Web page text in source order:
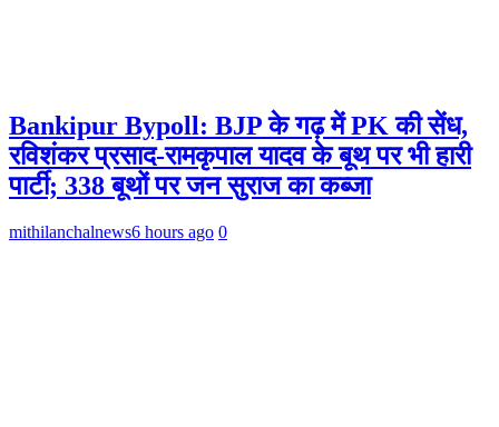
Bankipur Bypoll: BJP के गढ़ में PK की सेंध,
रविशंकर प्रसाद-रामकृपाल यादव के बूथ पर भी हारी
पार्टी; 338 बूथों पर जन सुराज का कब्जा
mithilanchalnews6 hours ago 0